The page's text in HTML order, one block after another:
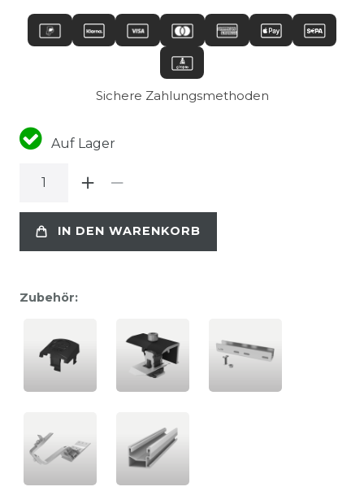
Sichere Zahlungsmethoden
Auf Lager
IN DEN WARENKORB
Zubehör: